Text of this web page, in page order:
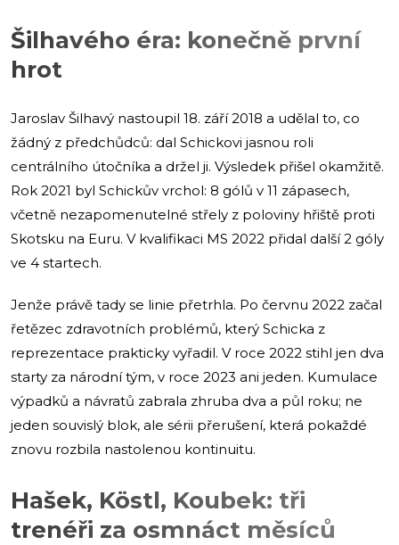
Šilhavého éra: konečně první
hrot
Jaroslav Šilhavý nastoupil 18. září 2018 a udělal to, co
žádný z předchůdců: dal Schickovi jasnou roli
centrálního útočníka a držel ji. Výsledek přišel okamžitě.
Rok 2021 byl Schickův vrchol: 8 gólů v 11 zápasech,
včetně nezapomenutelné střely z poloviny hřiště proti
Skotsku na Euru. V kvalifikaci MS 2022 přidal další 2 góly
ve 4 startech.
Jenže právě tady se linie přetrhla. Po červnu 2022 začal
řetězec zdravotních problémů, který Schicka z
reprezentace prakticky vyřadil. V roce 2022 stihl jen dva
starty za národní tým, v roce 2023 ani jeden. Kumulace
výpadků a návratů zabrala zhruba dva a půl roku; ne
jeden souvislý blok, ale sérii přerušení, která pokaždé
znovu rozbila nastolenou kontinuitu.
Hašek, Köstl, Koubek: tři
trenéři za osmnáct měsíců